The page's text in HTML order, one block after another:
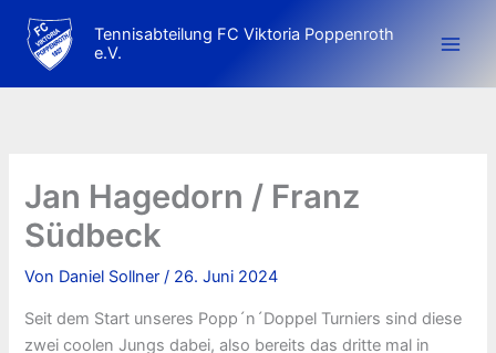
Inhalt
springen
Tennisabteilung FC Viktoria Poppenroth
e.V.
Jan Hagedorn / Franz
Südbeck
Von Daniel Sollner/ 26. Juni 2024
Seit dem Start unseres Popp´n´Doppel Turniers sind diese
zwei coolen Jungs dabei, also bereits das dritte mal in